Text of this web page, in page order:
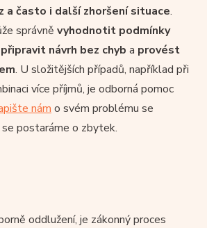
a často i další zhoršení situace.
správně vyhodnotit podmínky
připravit návrh bez chyb a provést
. U složitějších případů, například při
více příjmů, je odborná pomoc
nám o svém problému se
se postaráme o zbytek.
oddlužení, je zákonný proces